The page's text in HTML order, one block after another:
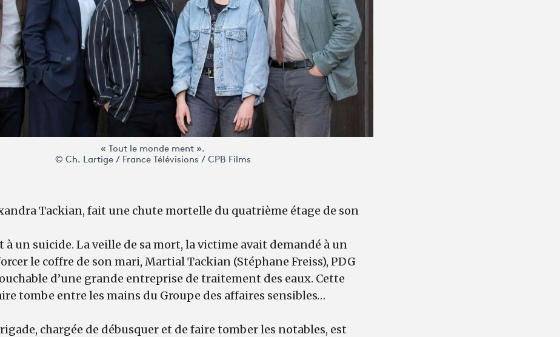
« Tout le monde ment ».
© Ch. Lartige / France Télévisions / CPB Films
Tackian, fait une chute mortelle du quatrième étage de son
à un suicide. La veille de sa mort, la victime avait demandé à un
le coffre de son mari, Martial Tackian (Stéphane Freiss), PDG
d’une grande entreprise de traitement des eaux. Cette
tombe entre les mains du Groupe des affaires sensibles…
chargée de débusquer et de faire tomber les notables, est